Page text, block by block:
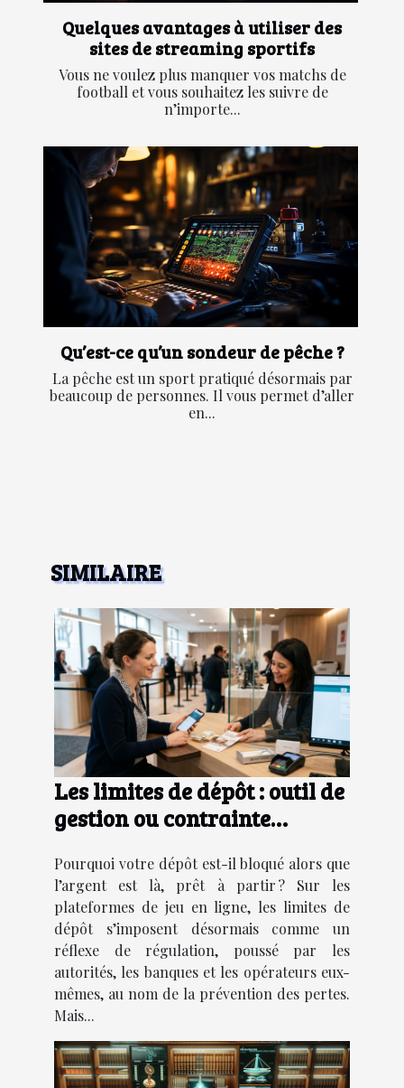
Quelques avantages à utiliser des
sites de streaming sportifs
Vous ne voulez plus manquer vos matchs de
football et vous souhaitez les suivre de
n’importe...
Qu’est-ce qu’un sondeur de pêche ?
La pêche est un sport pratiqué désormais par
beaucoup de personnes. Il vous permet d’aller
en...
SIMILAIRE
Les limites de dépôt : outil de
gestion ou contrainte
Pourquoi votre dépôt est-il bloqué alors que
l’argent est là, prêt à partir ? Sur les
plateformes de jeu en ligne, les limites de
dépôt s’imposent désormais comme un
réflexe de régulation, poussé par les
autorités, les banques et les opérateurs eux-
mêmes, au nom de la prévention des pertes.
Mais...